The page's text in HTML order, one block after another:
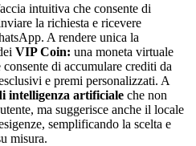
intuitiva che consente di
la richiesta e ricevere
A rendere unica la
VIP Coin: una moneta virtuale
di accumulare crediti da
e premi personalizzati. A
intelligenza artificiale che non
ma suggerisce anche il locale
semplificando la scelta e
misura.